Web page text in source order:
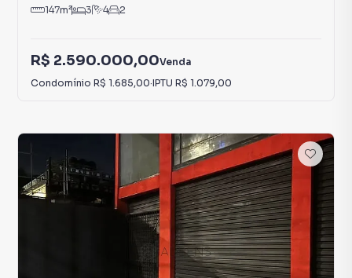
147m² 3 4 2
R$ 2.590.000,00Venda
Condomínio R$ 1.685,00·IPTU R$ 1.079,00